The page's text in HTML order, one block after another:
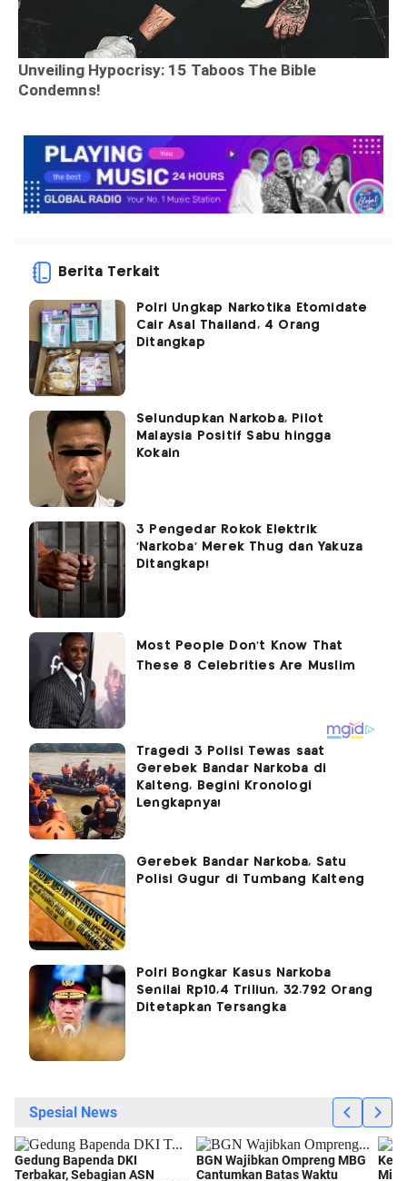
Berita Terkait
Polri Ungkap Narkotika Etomidate
Cair Asal Thailand, 4 Orang
Ditangkap
Selundupkan Narkoba, Pilot
Malaysia Positif Sabu hingga
Kokain
3 Pengedar Rokok Elektrik
'Narkoba' Merek Thug dan Yakuza
Ditangkap!
Tragedi 3 Polisi Tewas saat
Gerebek Bandar Narkoba di
Kalteng, Begini Kronologi
Lengkapnya!
Gerebek Bandar Narkoba, Satu
Polisi Gugur di Tumbang Kalteng
Polri Bongkar Kasus Narkoba
Senilai Rp10,4 Triliun, 32.792 Orang
Ditetapkan Tersangka